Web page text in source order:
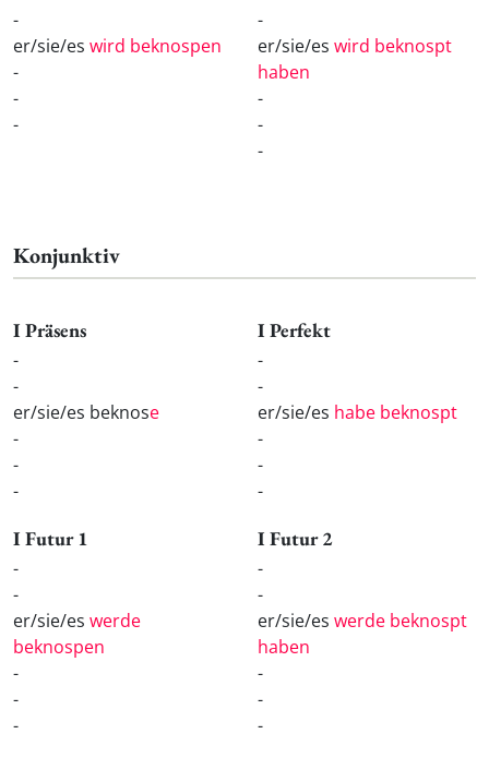
-
er/sie/es wird beknospen
-
-
-
-
er/sie/es wird beknospt
haben
-
-
-
Konjunktiv
I Präsens
-
-
er/sie/es beknose
-
-
-
I Perfekt
-
-
er/sie/es habe beknospt
-
-
-
I Futur 1
-
-
er/sie/es werde
beknospen
-
-
-
I Futur 2
-
-
er/sie/es werde beknospt
haben
-
-
-